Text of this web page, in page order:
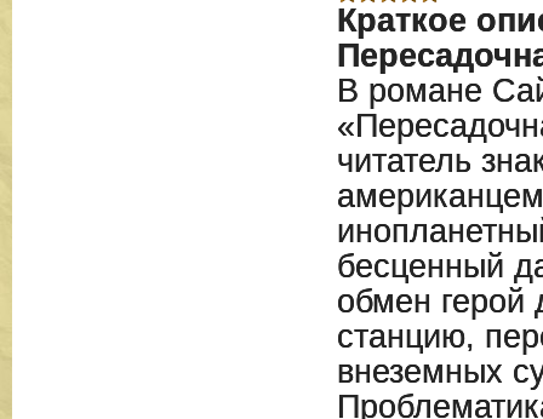
Краткое
В романе
читатель
бесценный
обмен герой
станцию,
внеземных